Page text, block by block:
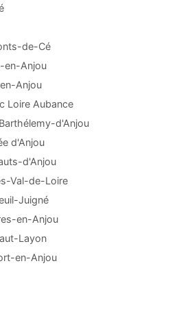
de-Cé
en-Anjou
Anjou
Loire Aubance
d'Anjou
d'Anjou
d'Anjou
Val-de-Loire
Juigné
en-Anjou
Layon
en-Anjou